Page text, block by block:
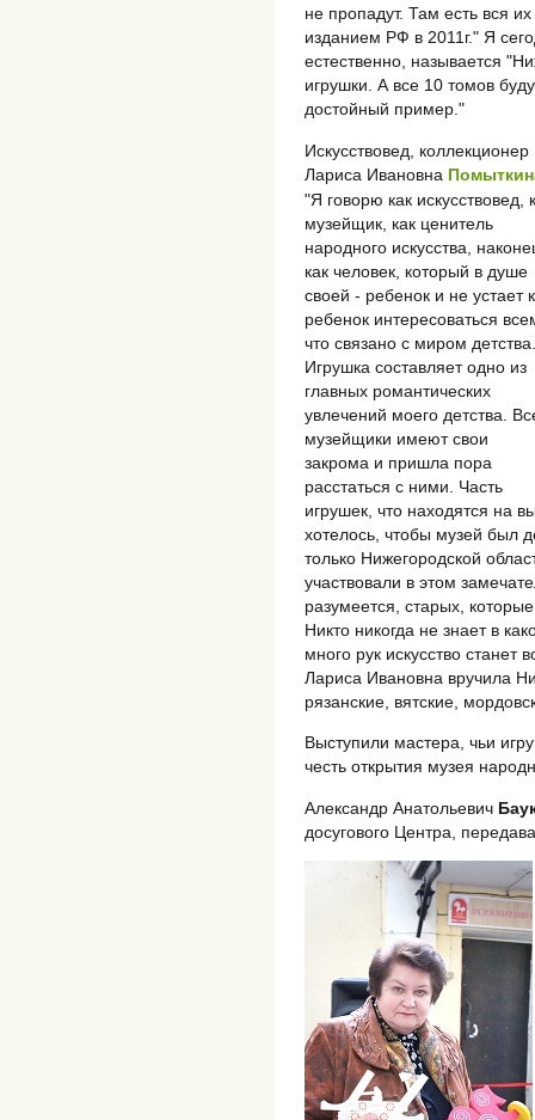
не пропадут. Там есть вся
изданием РФ в 2011г." Я
естественно, называется
игрушки. А все 10 томов
достойный пример."
Искусствовед, коллекционер
Лариса Ивановна
"Я говорю как искусствовед,
музейщик, как ценитель
народного искусства,
как человек, который в душе
своей - ребенок и не устает
ребенок интересоваться
что связано с миром детства.
Игрушка составляет одно из
главных романтических
увлечений моего детства.
музейщики имеют свои
закрома и пришла пора
расстаться с ними. Часть
игрушек, что находятся на
хотелось, чтобы музей был
только Нижегородской
участвовали в этом
разумеется, старых,
Никто никогда не знает в
много рук искусство станет
Лариса Ивановна вручила
рязанские, вятские,
Выступили мастера, чьи
честь открытия музея
Александр Анатольевич
досугового Центра,